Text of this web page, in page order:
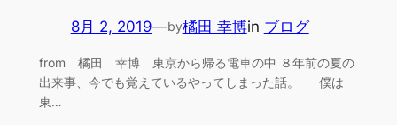
8月 2, 2019—by橘田 幸博in ブログ
from 橘田 幸博 東京から帰る電車の中 ８年前の夏の
出来事、今でも覚えているやってしまった話。 僕は
東…